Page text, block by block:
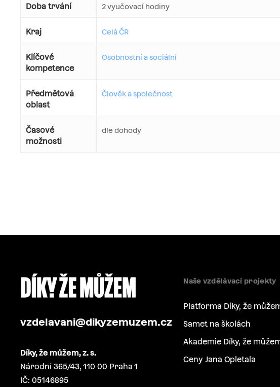
Doba trvání 2 vyučovací hodiny
Kraj Celá ČR
Klíčové
kompetence
Osobnostní a sociální
Předmětová
oblast
Člověk a společnost
Časové
možnosti
dle dohody
vzdelavani@dikyzemuzem.cz
Díky, že můžem, z. s.
Národní 365/43, 110 00 Praha 1
IČ: 05146895
Naše vzdělávací projekty
Platforma Díky, že
Samet na školách
Akademie Díky, že
Ceny Jana Opletala